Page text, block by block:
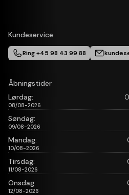
Kundeservice
Ring +45 98 43 99 88
Åbningstider
Lørdag:
08/08-2026
Søndag:
09/08-2026
Mandag:
10/08-2026
Tirsdag:
11/08-2026
Onsdag:
12/08-2026